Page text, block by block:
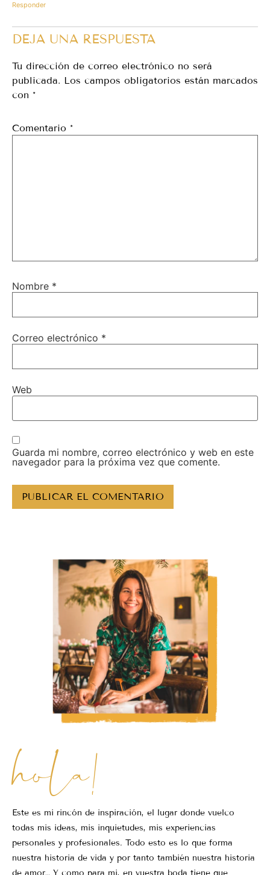
Responder
DEJA UNA RESPUESTA
Tu dirección de correo electrónico no será
publicada. Los campos obligatorios están marcados
con *
Comentario *
Nombre *
Correo electrónico *
Web
Guarda mi nombre, correo electrónico y web en este
navegador para la próxima vez que comente.
hola!
Este es mi rincón de inspiración, el lugar donde vuelco
todas mis ideas, mis inquietudes, mis experiencias
personales y profesionales. Todo esto es lo que forma
nuestra historia de vida y por tanto también nuestra historia